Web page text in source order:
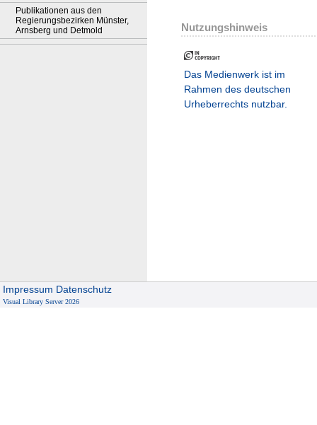
Publikationen aus den
Regierungsbezirken Münster,
Arnsberg und Detmold
Nutzungshinweis
Das Medienwerk ist im
Rahmen des deutschen
Urheberrechts nutzbar.
Impressum Datenschutz
Visual Library Server 2026